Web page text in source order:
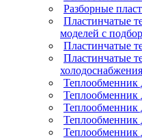
Разборные
Пластинчатые
моделей с
Пластинчатые
Пластинчатые
холодоснабжения
Теплообменник